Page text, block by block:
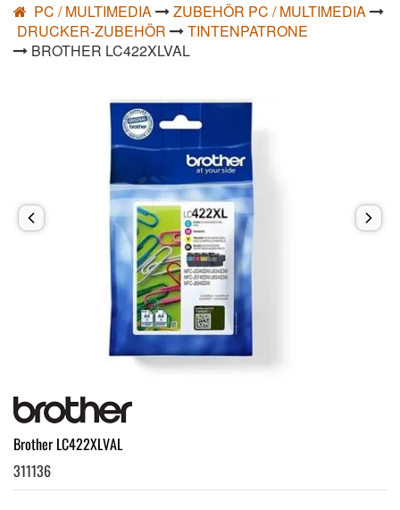
PC / MULTIMEDIA
ZUBEHÖR PC / MULTIMEDIA
DRUCKER-ZUBEHÖR
TINTENPATRONE
BROTHER LC422XLVAL
Brother LC422XLVAL
311136